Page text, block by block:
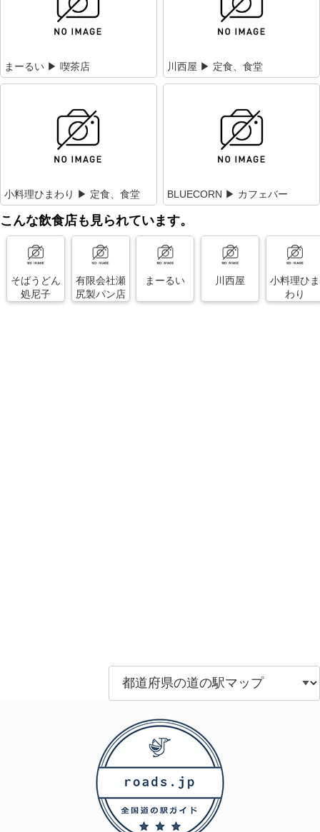
まーるい ▶ 喫茶店 川西屋 ▶ 定食、食堂
小料理ひまわり ▶ 定食、食堂 BLUECORN ▶ カフェバー
こんな飲食店も見られています。
そばうどん
処尼子
有限会社瀬
尻製パン店
まーるい 川西屋
小料理ひま
わり